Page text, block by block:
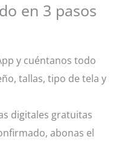
en 3 pasos
y cuéntanos todo
tallas, tipo de tela y
digitales gratuitas
abonas el